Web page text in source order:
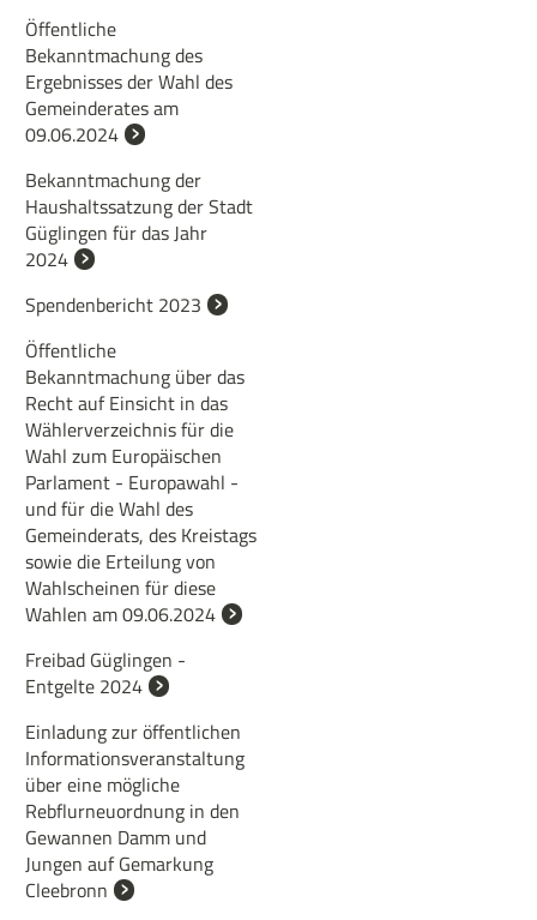
Öffentliche
Bekanntmachung des
Ergebnisses der Wahl des
Gemeinderates am
09.06.2024
Bekanntmachung der
Haushaltssatzung der Stadt
Güglingen für das Jahr
2024
Spendenbericht 2023
Öffentliche
Bekanntmachung über das
Recht auf Einsicht in das
Wählerverzeichnis für die
Wahl zum Europäischen
Parlament - Europawahl -
und für die Wahl des
Gemeinderats, des Kreistags
sowie die Erteilung von
Wahlscheinen für diese
Wahlen am 09.06.2024
Freibad Güglingen -
Entgelte 2024
Einladung zur öffentlichen
Informationsveranstaltung
über eine mögliche
Rebflurneuordnung in den
Gewannen Damm und
Jungen auf Gemarkung
Cleebronn